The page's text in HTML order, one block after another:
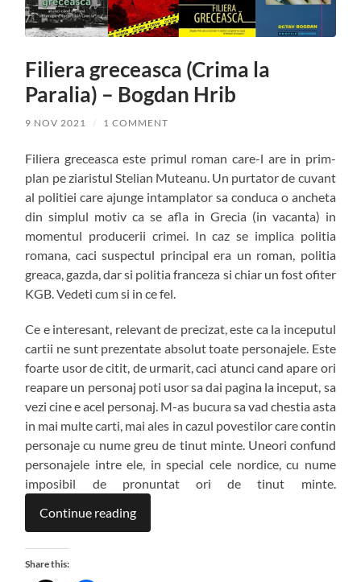
Filiera greceasca (Crima la
Paralia) – Bogdan Hrib
9 NOV 2021 / 1 COMMENT
Filiera greceasca este primul roman care-l are in prim-
plan pe ziaristul Stelian Muteanu. Un purtator de cuvant
al politiei care ajunge intamplator sa conduca o ancheta
din simplul motiv ca se afla in Grecia (in vacanta) in
momentul producerii crimei. In caz se implica politia
romana, caci suspectul principal era un roman, politia
greaca, gazda, dar si politia franceza si chiar un fost ofiter
KGB. Vedeti cum si in ce fel.
Ce e interesant, relevant de precizat, este ca la inceputul
cartii ne sunt prezentate absolut toate personajele. Este
foarte usor de citit, de urmarit, caci atunci cand apare ori
reapare un personaj poti usor sa dai pagina la inceput, sa
vezi cine e acel personaj. M-as bucura sa vad chestia asta
in mai multe carti, mai ales in cazul povestilor care contin
personaje cu nume greu de tinut minte. Uneori confund
personajele intre ele, in special cele nordice, cu nume
imposibil de pronuntat ori de tinut minte.
Continue reading
Share this: